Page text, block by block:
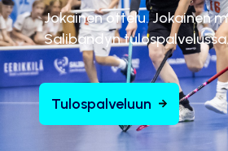
Jokainen ottelu. Jokainen
Salibandyn
Tulospalveluun